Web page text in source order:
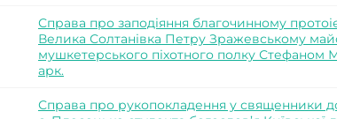
Справа про заподіяння благочинному
Велика Солтанівка Петру Зражевському
мушкетерського піхотного полку Стефаном
арк.
Справа про рукопокладення у священники